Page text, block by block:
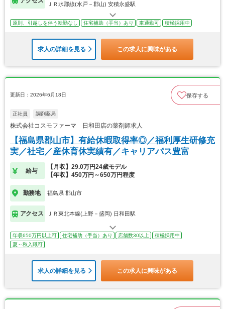
ＪＲ水郡線(水戸－郡山) 安積永盛駅
原則、引越しを伴う転勤なし 住宅補助（手当）あり 車通勤可 積極採用中
求人の詳細を見る この求人に興味がある
更新日：2026年6月18日 保存する
正社員 調剤薬局
株式会社コスモファーマ 日和田店の薬剤師求人
【福島県郡山市】有給休暇取得率◎／福利厚生研修充
実／社宅／産休育休実績有／キャリアパス豊富
給与
【月収】29.0万円24歳モデル
【年収】450万円～650万円程度
勤務地 福島県 郡山市
アクセス ＪＲ東北本線(上野－盛岡) 日和田駅
年収650万円以上可 住宅補助（手当）あり 店舗数30以上
積極採用中
夏～秋入職可
求人の詳細を見る この求人に興味がある